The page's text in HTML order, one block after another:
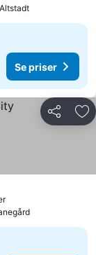
Se priser
Del